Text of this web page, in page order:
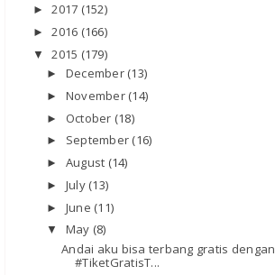
►2017 (152)
►2016 (166)
▼2015 (179)
► December (13)
► November (14)
► October (18)
► September (16)
► August (14)
► July (13)
► June (11)
▼ May (8)
Andai aku bisa terbang gratis dengan
#TiketGratisT...